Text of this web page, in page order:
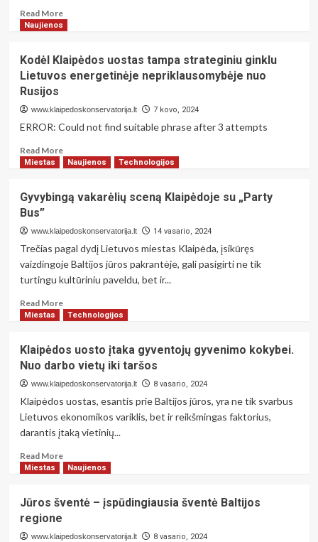
socialiniuose
tinkluose:
gyventojų
vadovas
Read MoreRead
more
Klaipėdos
senamiestis
į
kas
ir
padaryti
Naujienos
Kodėl Klaipėdos uostas tampa strateginiu ginklu
Lietuvos energetinėje nepriklausomybėje nuo
Rusijos
www.klaipedoskonservatorija.lt 7 kovo, 2024
ERROR: Could not find suitable phrase after 3 attempts
Read MoreRead
more
Klaipėdos
tampa
strateginiu
ginklu
Lietuvos
energetinėje
nuo
Rusijos
Miestas Naujienos Technologijos
Gyvybingą vakarėlių sceną Klaipėdoje su „Party
Bus”
www.klaipedoskonservatorija.lt 14 vasario, 2024
Trečias pagal dydį Lietuvos miestas Klaipėda, įsikūręs
vaizdingoje Baltijos jūros pakrantėje, gali pasigirti ne tik
turtingu kultūriniu paveldu, bet ir...
Read MoreRead
more
vakarėlių
sceną
Klaipėdoje
Bus”
Miestas Technologijos
Klaipėdos uosto įtaka gyventojų gyvenimo kokybei.
Nuo darbo vietų iki taršos
www.klaipedoskonservatorija.lt 8 vasario, 2024
Klaipėdos uostas, esantis prie Baltijos jūros, yra ne tik svarbus
Lietuvos ekonomikos variklis, bet ir reikšmingas faktorius,
darantis įtaką vietinių...
Read MoreRead
more
uosto
gyventojų
Miestas Naujienos
Jūros šventė – įspūdingiausia šventė Baltijos
regione
www.klaipedoskonservatorija.lt 8 vasario, 2024